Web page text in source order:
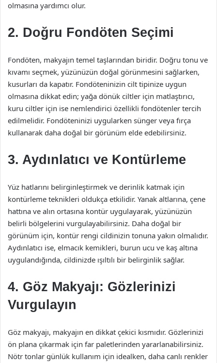
olmasına yardımcı olur.
2. Doğru Fondöten Seçimi
Fondöten, makyajın temel taşlarından biridir. Doğru tonu ve
kıvamı seçmek, yüzünüzün doğal görünmesini sağlarken,
kusurları da kapatır. Fondöteninizin cilt tipinize uygun
olmasına dikkat edin; yağa dönük ciltler için matlaştırıcı,
kuru ciltler için ise nemlendirici özellikli fondötenler tercih
edilmelidir. Fondöteninizi uygularken sünger veya fırça
kullanarak daha doğal bir görünüm elde edebilirsiniz.
3. Aydınlatıcı ve Kontürleme
Yüz hatlarını belirginleştirmek ve derinlik katmak için
kontürleme teknikleri oldukça etkilidir. Yanak altlarına, çene
hattına ve alın ortasına kontür uygulayarak, yüzünüzün
belirli bölgelerini vurgulayabilirsiniz. Daha doğal bir
görünüm için, kontür rengi cildinizin tonuna yakın olmalıdır.
Aydınlatıcı ise, elmacık kemikleri, burun ucu ve kaş altına
uygulandığında, cildinizde ışıltılı bir belirginlik sağlar.
4. Göz Makyajı: Gözlerinizi
Vurgulayın
Göz makyajı, makyajın en dikkat çekici kısmıdır. Gözlerinizi
ön plana çıkarmak için far paletlerinden yararlanabilirsiniz.
Nötr tonlar günlük kullanım için idealken, daha canlı renkler